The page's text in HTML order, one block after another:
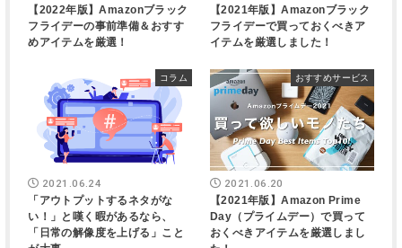
【2022年版】Amazonブラック
フライデーの事前準備＆おすす
めアイテムを厳選！
【2021年版】Amazonブラック
フライデーで買っておくべきア
イテムを厳選しました！
コラム
2021.06.24
「アウトプットするネタがな
い！」と嘆く暇があるなら、
「日常の解像度を上げる」こと
おすすめサービス
2021.06.20
【2021年版】Amazon Prime
Day（プライムデー）で買って
おくべきアイテムを厳選しまし